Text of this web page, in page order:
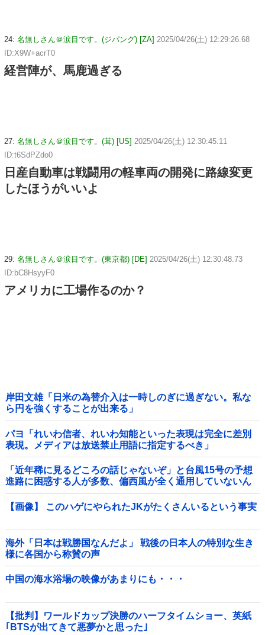
24: 名無しさん＠涙目です。(ジパング) [ZA] 2025/04/26(土) 12:29:26.68
ID:X9W+acrT0
経営陣が、馬鹿過ぎる
27: 名無しさん＠涙目です。(茸) [US] 2025/04/26(土) 12:30:45.11
ID:t6SdPZdo0
日産自動車は戦闘用の軽車両の開発に路線変更
したほうがいいよ
29: 名無しさん＠涙目です。(東京都) [DE] 2025/04/26(土) 12:30:48.73
ID:bC8HsyyF0
アメリカに工場作るのか？
岸田文雄「日米の為替介入は一時しのぎに過ぎない。私な
ら円を強くすることが出来る」
パヨ「れいわ信者、れいわ知能といった表現は完全に差別
表現。メディアは放送禁止用語に指定するべき」
「近年稀に見るどころの話じゃないぞ」と台風15号の予想
進路に困惑する人が多数、偏西風が全く通用していないん
だけど……他
【画像】 このハゲにやられたJKがたくさんいるという事実
海外「日本は戦勝国なんだよ」 戦後の日本人の特別な生き
様に各国から称賛の声
中国の海水浴場の映像があまりにも・・・
【批判】ワールドカップ決勝のハーフタイムショー、英紙
｢BTSが出てきて悪夢かと思った｣